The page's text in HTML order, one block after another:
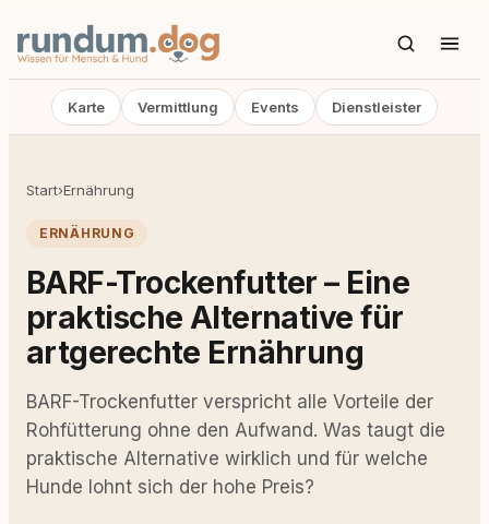
Karte Vermittlung Events Dienstleister
Start›Ernährung
ERNÄHRUNG
BARF-Trockenfutter – Eine
praktische Alternative für
artgerechte Ernährung
BARF-Trockenfutter verspricht alle Vorteile der
Rohfütterung ohne den Aufwand. Was taugt die
praktische Alternative wirklich und für welche
Hunde lohnt sich der hohe Preis?